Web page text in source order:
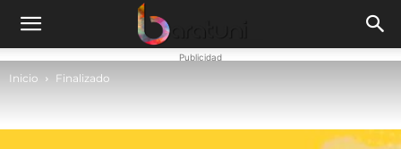
Publicidad
Inicio Finalizado